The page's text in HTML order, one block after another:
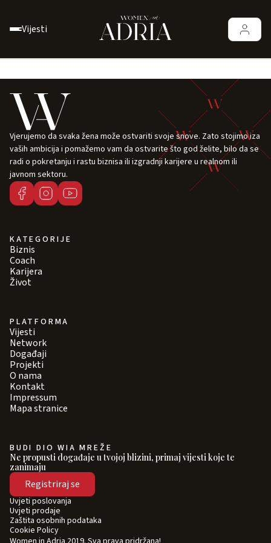
Vijesti
Vjerujemo da svaka žena može ostvariti svoje snove. Zato stojimo iza
vaših ambicija i pomažemo vam da ostvarite što god želite, bilo da se
radi o pokretanju i rastu biznisa ili izgradnji karijere u realnom ili
javnom sektoru.
KATEGORIJE
Biznis
Coach
Karijera
Život
PLATFORMA
Vijesti
Network
Događaji
Projekti
O nama
Kontakt
Impressum
Mapa stranice
BUDI DIO WIA MREŽE
Ne propusti događaje u tvojoj blizini, primaj vijesti koje te
zanimaju
Registriraj se
Uvjeti poslovanja
Uvjeti prodaje
Zaštita osobnih podataka
Cookie Policy